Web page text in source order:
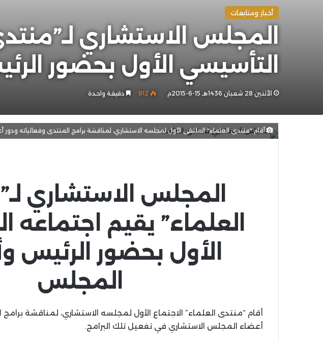
أخبار ومتابعات
المجلس الاستشاري
التأسيسي الأول بحضور
الأثنين 28 شعبان 1436هـ 15-6-2015م 912 دقيقة واحدة
أقام "منتدى العلماء" الملتقى الأول لمجلسه الاستشاري، لمناقشة برامج المنتدى وفعالياته
المجلس الاستشاري
العلماء” يقيم اجتماعه
الأول بحضور الرئيس
المجلس
أقام “منتدى العلماء” الاجتماع الأول لمجلسه الاستشاري، لمناقشة برامج
أعضاء المجلس الاستشاري في تفعيل تلك البرامج.